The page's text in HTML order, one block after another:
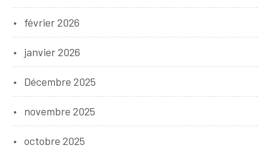
février 2026
janvier 2026
Décembre 2025
novembre 2025
octobre 2025